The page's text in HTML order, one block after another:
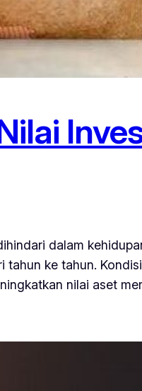
dalam
ke tahun.
nilai aset